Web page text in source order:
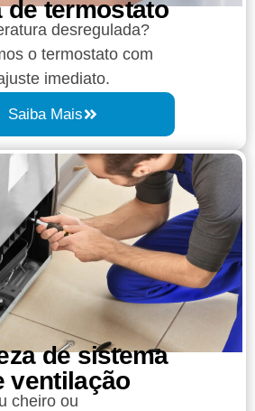
de termostato
desregulada?
o termostato com
imediato.
Saiba Mais
de sistema
ventilação
cheiro ou